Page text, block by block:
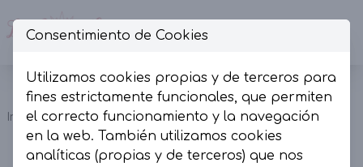
Inicio Colección
Cazadoras
Cazadora
Tachas
Polipiel
Consentimiento de Cookies
Utilizamos cookies propias y de terceros para
fines estrictamente funcionales, que permiten
el correcto funcionamiento y la navegación
en la web. También utilizamos cookies
analíticas (propias y de terceros) que nos